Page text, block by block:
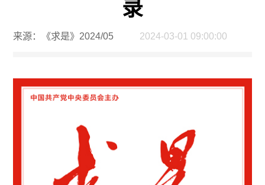
录
来源：《求是》2024/05 2024-03-01 09:00:00